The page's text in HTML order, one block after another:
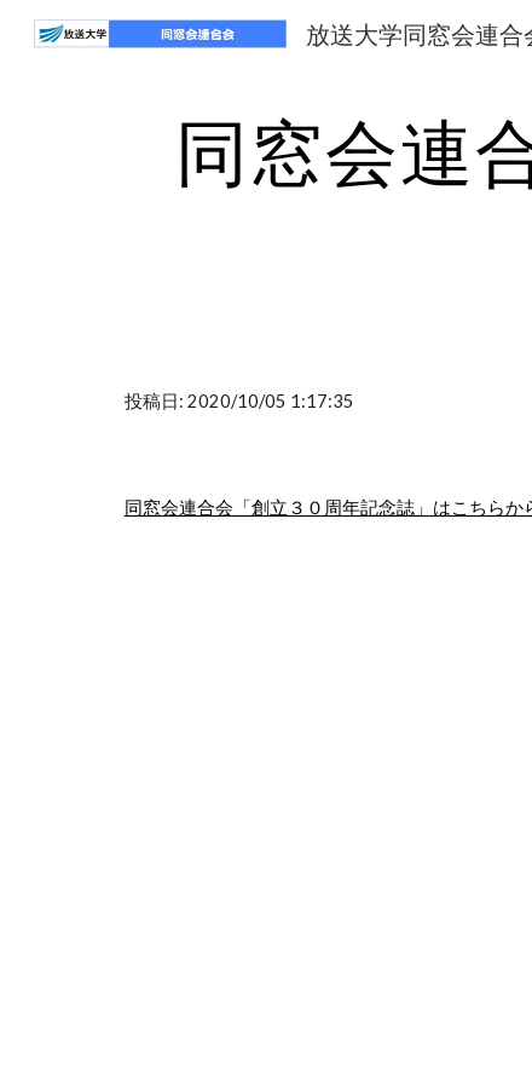
放送大学同窓会連合
同窓会連
投稿日: 2020/10/05 1:17:35
同窓会連合会「創立３０周年記念誌」はこちらか